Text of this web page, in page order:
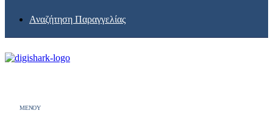
Αναζήτηση Παραγγελίας
MENOY